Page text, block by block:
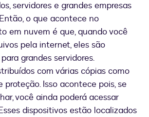
servidores e grandes empresas
o que acontece no
em nuvem é que, quando você
pela internet, eles são
grandes servidores.
com várias cópias como
proteção. Isso acontece pois, se
você ainda poderá acessar
dispositivos estão localizados